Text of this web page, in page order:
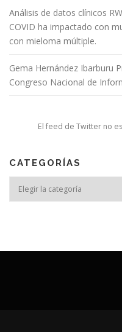
Análisis de datos clínicos
COVID ha impactado con
con mieloma múltiple.
Gema Hernández Ibarburu
Congreso Nacional de
El feed de Twitter no
CATEGORÍAS